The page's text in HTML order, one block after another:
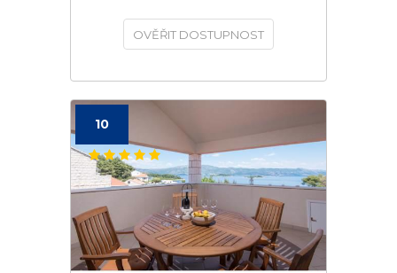
OVĚŘIT DOSTUPNOST
10